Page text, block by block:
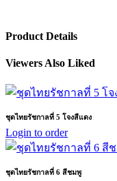
Product Details
Viewers Also Liked
ชุดไทยรัชกาลที่ 5 โจงสีแดง
Login to order
ชุดไทยรัชกาลที่ 6 สีชมพู